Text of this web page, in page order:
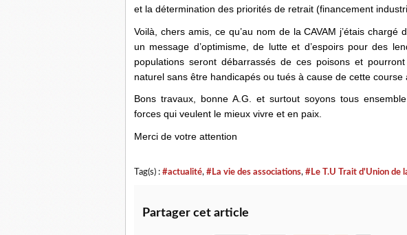
et la détermination des priorités de retrait (financement
Voilà, chers amis, ce qu’au nom de la CAVAM j’étais
un message d’optimisme, de lutte et d’espoirs pour des
populations seront débarrassés de ces poisons et
naturel sans être handicapés ou tués à cause de cette course
Bons travaux, bonne A.G. et surtout soyons tous
forces qui veulent le mieux vivre et en paix.
Merci de votre attention
Tag(s) : #actualité, #La vie des associations, #Le T.U Trait d'Union de
Partager cet article